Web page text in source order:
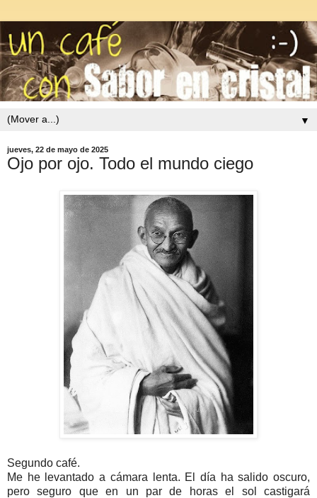
▼
jueves, 22 de mayo de 2025
Ojo por ojo. Todo el mundo ciego
Segundo café.
Me he levantado a cámara lenta. El día ha salido oscuro,
pero seguro que en un par de horas el sol castigará